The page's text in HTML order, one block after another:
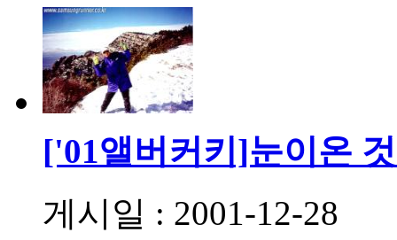
['01앨버커키]눈이온
게시일 : 2001-12-28